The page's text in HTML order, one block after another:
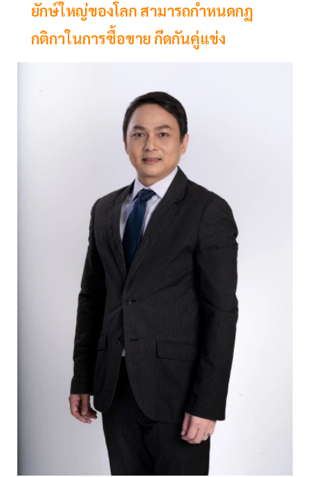
ยักษ์ใหญ่ของโลก สามารถกำหนดกฏ
กติกาในการซื้อขาย กีดกันคู่แข่ง